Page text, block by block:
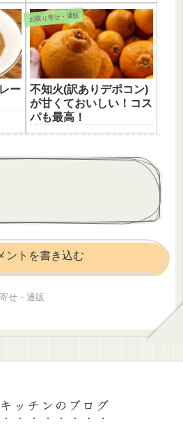
ー
お取り寄せ・通販
不知火(訳ありデポコン)
が甘くておいしい！コス
パも最高！
ントを書き込む
せ・通販
ッチンのブログ